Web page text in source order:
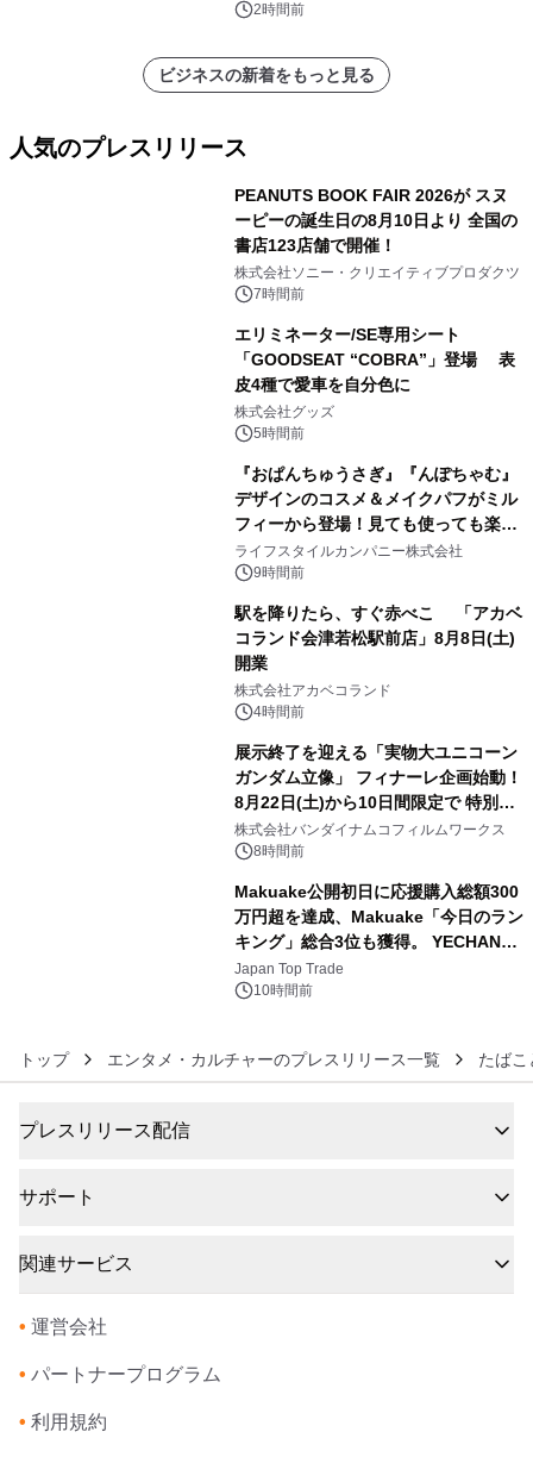
表2時間前
ビジネスの新着をもっと見る
人気のプレスリリース
PEANUTS BOOK FAIR 2026が スヌ
ーピーの誕生日の8月10日より 全国の
書店123店舗で開催！
株式会社ソニー・クリエイティブプロダクツ
7時間前
エリミネーター/SE専用シート
「GOODSEAT “COBRA”」登場 表
皮4種で愛車を自分色に
株式会社グッズ
5時間前
『おぱんちゅうさぎ』『んぽちゃむ』
デザインのコスメ＆メイクパフがミル
フィーから登場！見ても使っても楽し
い、ポップでキュートなコレクショ
ン。
ライフスタイルカンパニー株式会社
9時間前
駅を降りたら、すぐ赤べこ 「アカベ
コランド会津若松駅前店」8月8日(土)
開業
株式会社アカベコランド
4時間前
展示終了を迎える「実物大ユニコーン
ガンダム立像」 フィナーレ企画始動！
8月22日(土)から10日間限定で 特別映
像『UNICORN GUNDAM Statue ―
BEYOND POSSIBILITY ―』を上映！
株式会社バンダイナムコフィルムワークス
8時間前
Makuake公開初日に応援購入総額300
万円超を達成、Makuake「今日のラン
キング」総合3位も獲得。 YECHAN音
浴シンギングボウル第2弾の大型サイ
ズ（XL・2XL・3XL）を先行販売中
Japan Top Trade
10時間前
トップ エンタメ・カルチャーのプレスリリース一覧 たばこ
プレスリリース配信
サポート
関連サービス
• 運営会社
• パートナープログラム
• 利用規約